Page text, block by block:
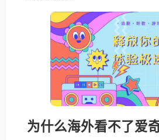
为什么海外看不了爱